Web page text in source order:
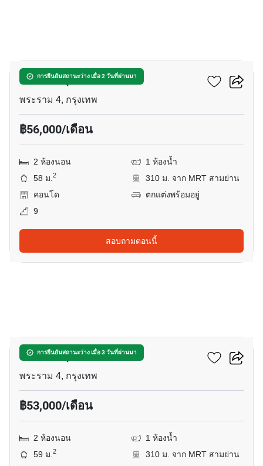
การยืนยันสถานะว่าง เมื่อ 2 วันที่ผ่านมา
คัลเจอร์ จุฬา
พระราม 4, กรุงเทพ
฿56,000/เดือน
2 ห้องนอน
1 ห้องน้ำ
58 ม.2
310 ม. จาก MRT สามย่าน
คอนโด
ตกแต่งพร้อมอยู่
9
สอบถามตอนนี้
การยืนยันสถานะว่าง เมื่อ 3 วันที่ผ่านมา
คัลเจอร์ จุฬา
พระราม 4, กรุงเทพ
฿53,000/เดือน
2 ห้องนอน
1 ห้องน้ำ
59 ม.2 310 ม. จาก MRT สามย่าน